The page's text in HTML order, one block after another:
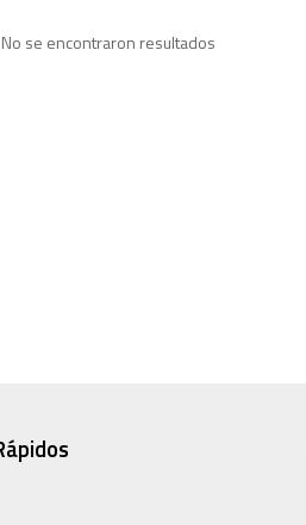
No se encontraron resultados